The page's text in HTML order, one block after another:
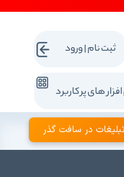
های پرکاربرد
ثبت نام | ورود
در سافت گذر